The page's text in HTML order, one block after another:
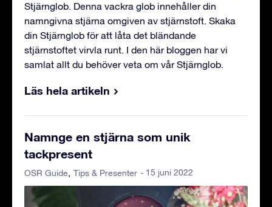
Stjärnglob. Denna vackra glob innehåller din
namngivna stjärna omgiven av stjärnstoft. Skaka
din Stjärnglob för att låta det bländande
stjärnstoftet virvla runt. I den här bloggen har vi
samlat allt du behöver veta om vår Stjärnglob.
Läs hela artikeln
Namnge en stjärna som unik
tackpresent
OSR Guide Tips & Presenter - 15 juni 2022